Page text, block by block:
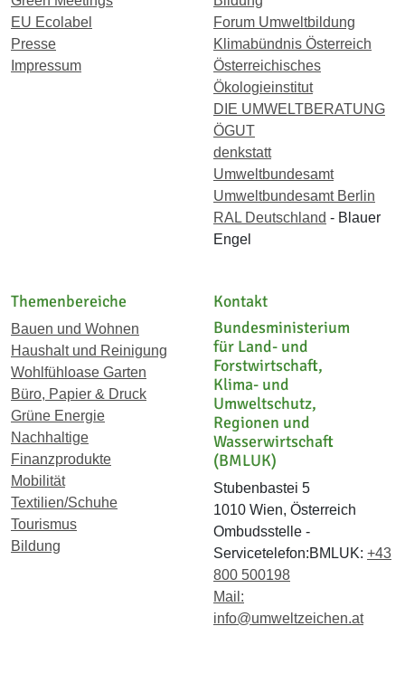
EU Ecolabel
Presse
Impressum
Forum Umweltbildung
Klimabündnis Österreich
Österreichisches
Ökologieinstitut
DIE UMWELTBERATUNG
ÖGUT
denkstatt
Umweltbundesamt
Umweltbundesamt Berlin
RAL Deutschland - Blauer
Engel
Themenbereiche
Bauen und Wohnen
Haushalt und Reinigung
Wohlfühloase Garten
Büro, Papier & Druck
Grüne Energie
Nachhaltige
Finanzprodukte
Mobilität
Textilien/Schuhe
Tourismus
Bildung
Kontakt
Bundesministerium
für Land- und
Forstwirtschaft,
Klima- und
Umweltschutz,
Regionen und
Wasserwirtschaft
(BMLUK)
Stubenbastei 5
1010 Wien, Österreich
Ombudsstelle -
Servicetelefon:BMLUK: +43
800 500198
Mail:
info@umweltzeichen.at